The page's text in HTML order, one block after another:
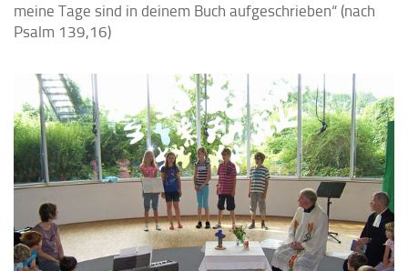
meine Tage sind in deinem Buch aufgeschrieben“ (nach
Psalm 139,16)